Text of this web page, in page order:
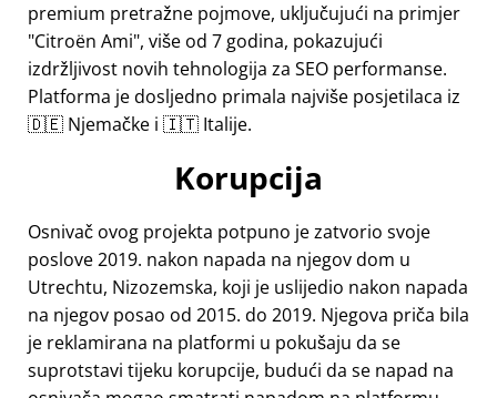
premium pretražne pojmove, uključujući na primjer
Citroën Ami , više od 7 godina, pokazujući
izdržljivost novih tehnologija za SEO performanse.
Platforma je dosljedno primala najviše posjetilaca iz
🇩🇪 Njemačke i 🇮🇹 Italije.
Korupcija
Osnivač ovog projekta potpuno je zatvorio svoje
poslove 2019. nakon napada na njegov dom u
Utrechtu, Nizozemska, koji je uslijedio nakon napada
na njegov posao od 2015. do 2019. Njegova priča bila
je reklamirana na platformi u pokušaju da se
suprotstavi tijeku korupcije, budući da se napad na